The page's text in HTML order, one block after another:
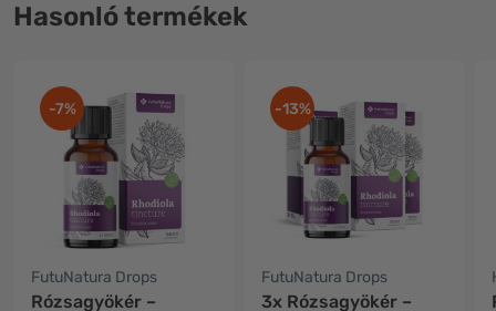
Hasonló termékek
-7%
FutuNatura Drops
Rózsagyökér –
-13%
FutuNatura Drops
3x Rózsagyökér –